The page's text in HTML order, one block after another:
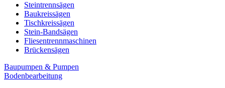
Steintrennsägen
Baukreissägen
Tischkreissägen
Stein-Bandsägen
Fliesentrennmaschinen
Brückensägen
Baupumpen & Pumpen
Bodenbearbeitung